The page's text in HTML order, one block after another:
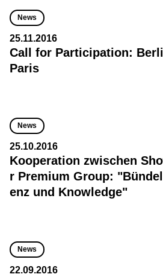
News
25.11.2016
Call for Participation:
Paris
News
25.10.2016
Kooperation zwischen
r Premium Group:
enz und Knowledge"
News
22.09.2016